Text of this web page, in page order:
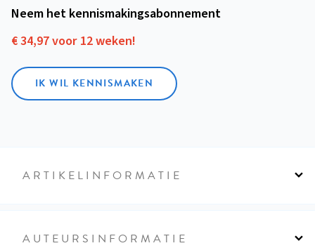
Neem het kennismakings­abonnement
€ 34,97 voor 12 weken!
IK WIL KENNISMAKEN
ARTIKELINFORMATIE
AUTEURSINFORMATIE